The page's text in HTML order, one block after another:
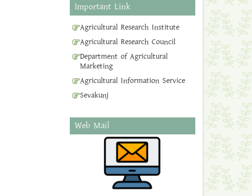
Important Link
Agricultural Research Institute
Agricultural Research Council
Department of Agricultural
Marketing
Agricultural Information Service
Sevakunj
Web Mail